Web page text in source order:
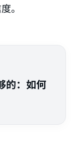
。
的：如何